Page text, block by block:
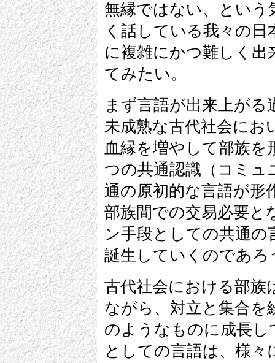
無縁ではない、という
く話している我々の
に複雑にかつ難しく
てみたい。
まず言語が出来上がる
未成熟な古代社会にお
血縁を増やして部族を
つの共通認識（コミュ
通の原初的な言語が形
部族間での交易必要と
ン手段としての共通の
誕生していくのであろ
古代社会における部族
ながら、対立と集合を
のようなものに成長
としての言語は、様